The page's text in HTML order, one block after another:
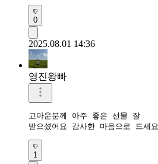
0
2025.08.01 14:36
영진왕빠
고마운분께 아주 좋은 선물 잘
받으셨어요 감사한 마음으로 드세요
1